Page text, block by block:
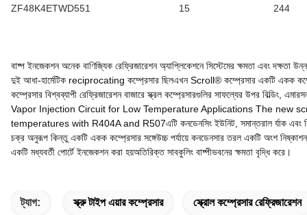
ZF48K4ETWD551
15 244
বাষ্প ইনজেকশন অনেক বাণিজ্যিক রেফ্রিজারেশন অ্যাপ্লিকেশনে সিস্টেমের ক্ষমতা এবং
দুই আধা-হার্মেটিক reciprocating কম্প্রেসার ছিলএখন Scroll® কম্প্রেসার একটি একক
কম্প্রেসার বিশ্বব্যাপী রেফ্রিজারেশন বাজারে স্ক্রল কম্প্রেসারগুলির সাফল্যের উপর
Vapor Injection Circuit for Low Temperature Applications The new
temperatures with R404A and R507এটি কনডেনসিং ইউনিট, সমান্তরাল র্যাক এবং
চক্র অনুরূপ কিন্তু একটি একক কম্প্রেসার সঙ্গেউচ্চ পর্যায়ে কনডেনসার তরল একটি অংশ
একটি মধ্যবর্তী পোর্টে ইনজেকশন করা হয়অতিরিক্ত সাবকুলিং বাষ্পীভবনের ক্ষমতা বৃদ্ধি করে।
ট্যাগ: স্ক্রু টাইপ এয়ার কম্প্রেসার স্ক্রোল কম্প্রেসার রেফ্রিজারেশন